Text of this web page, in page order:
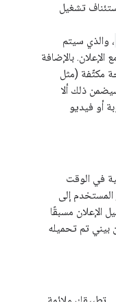
تشغيل
سيتم
بالإضافة
(مثل
ذلك ألا
فيديو
الوقت
إلى
مسبقًا
تم تحميله